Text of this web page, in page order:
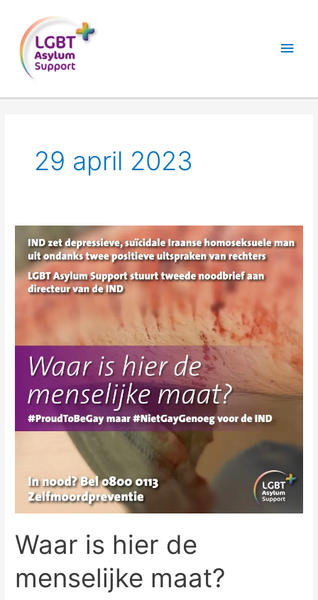
inhoud
29 april 2023
Waar is hier de
menselijke maat?
hier